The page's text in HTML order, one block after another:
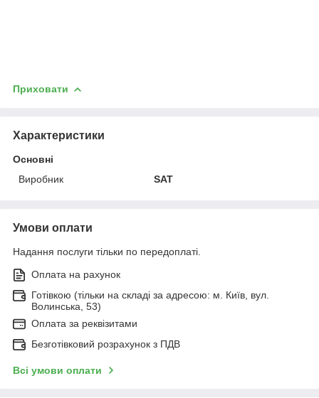
Приховати
Характеристики
Основні
Виробник
SAT
Умови оплати
Надання послуги тільки по передоплаті.
Оплата на рахунок
Готівкою (тільки на складі за адресою: м. Київ, вул.
Волинська, 53)
Оплата за реквізитами
Безготівковий розрахунок з ПДВ
Всі умови оплати